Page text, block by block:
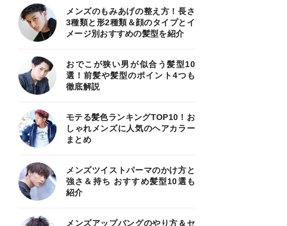
メンズのもみあげの整え方！長さ
3種類と形2種類＆顔のタイプとイ
メージ別おすすめの髪型を紹介
おでこが狭い男が似合う髪型10
選！前髪や髪型のポイント4つも
徹底解説
モテる髪色ランキングTOP10！お
しゃれメンズに人気のヘアカラー
まとめ
メンズツイストパーマのかけ方と
強さ＆持ち おすすめ髪型10選も
紹介
メンズアップバングのやり方＆セ